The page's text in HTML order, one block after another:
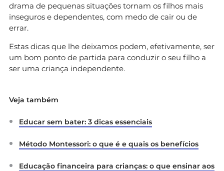
drama de pequenas situações tornam os filhos mais
inseguros e dependentes, com medo de cair ou de
errar.
Estas dicas que lhe deixamos podem, efetivamente, ser
um bom ponto de partida para conduzir o seu filho a
ser uma criança independente.
Veja também
Educar sem bater: 3 dicas essenciais
Método Montessori: o que é e quais os benefícios
Educação financeira para crianças: o que ensinar aos